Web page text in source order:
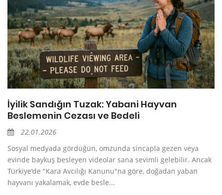
İyilik Sandığın Tuzak: Yabani Hayvan
Beslemenin Cezası ve Bedeli
22.01.2026
Sosyal medyada gördüğün, omzunda sincapla gezen veya
evinde baykuş besleyen videolar sana sevimli gelebilir. Ancak
Türkiye'de "Kara Avcılığı Kanunu"na göre, doğadan yaban
hayvanı yakalamak, evde besle...